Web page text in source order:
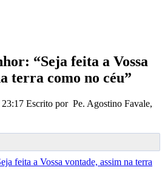
“Seja feita a Vossa
terra como no céu”
23:17 Escrito por Pe. Agostino Favale,